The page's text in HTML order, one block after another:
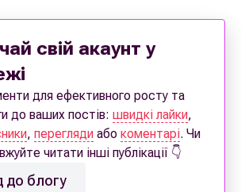
свій акаунт у
для ефективного росту та
до ваших постів: швидкі лайки,
, перегляди або коментарі. Чи
читати інші публікації 👇
до блогу